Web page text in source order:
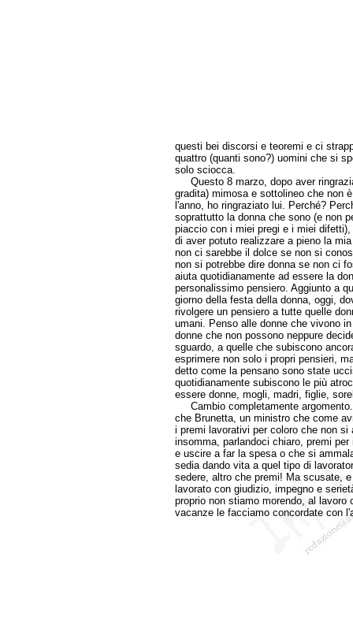
questi bei discorsi e teoremi e ci
quattro (quanti sono?) uomini che si
solo sciocca.
Questo 8 marzo, dopo aver
gradita) mimosa e sottolineo che non
l'anno, ho ringraziato lui. Perché?
soprattutto la donna che sono (e non
piaccio con i miei pregi e i miei
di aver potuto realizzare a pieno la
non ci sarebbe il dolce se non si
non si potrebbe dire donna se non ci
aiuta quotidianamente ad essere la
personalissimo pensiero. Aggiunto a
giorno della festa della donna, oggi,
rivolgere un pensiero a tutte quelle
umani. Penso alle donne che vivono
donne che non possono neppure
sguardo, a quelle che subiscono
esprimere non solo i propri pensieri,
detto come la pensano sono state
quotidianamente subiscono le più
essere donne, mogli, madri, figlie,
Cambio completamente
che Brunetta, un ministro che come
i premi lavorativi per coloro che non
insomma, parlandoci chiaro, premi
e uscire a far la spesa o che si
sedia dando vita a quel tipo di
sedere, altro che premi! Ma scusate,
lavorato con giudizio, impegno e
proprio non stiamo morendo, al
vacanze le facciamo concordate con